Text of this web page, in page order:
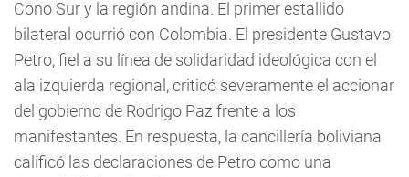
Cono Sur y la región andina. El primer estallido
bilateral ocurrió con Colombia. El presidente Gustavo
Petro, fiel a su línea de solidaridad ideológica con el
ala izquierda regional, criticó severamente el accionar
del gobierno de Rodrigo Paz frente a los
manifestantes. En respuesta, la cancillería boliviana
calificó las declaraciones de Petro como una